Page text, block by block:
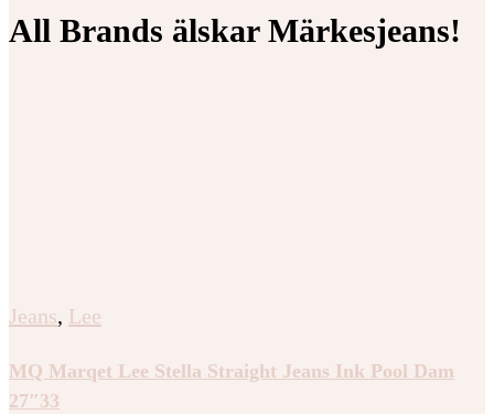
All Brands älskar Märkesjeans!
Jeans, Lee
MQ Marqet Lee Stella Straight Jeans Ink Pool Dam
27″33